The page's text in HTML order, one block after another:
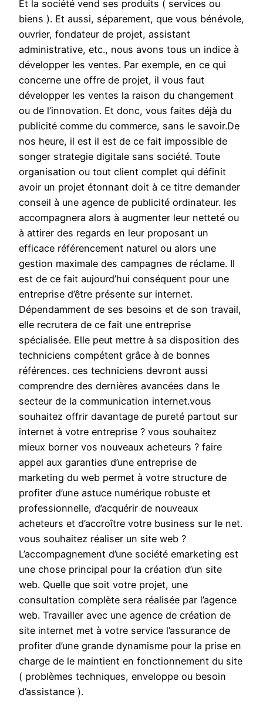
Et la société vend ses produits ( services ou
biens ). Et aussi, séparement, que vous bénévole,
ouvrier, fondateur de projet, assistant
administrative, etc., nous avons tous un indice à
développer les ventes. Par exemple, en ce qui
concerne une offre de projet, il vous faut
développer les ventes la raison du changement
ou de l’innovation. Et donc, vous faites déjà du
publicité comme du commerce, sans le savoir.De
nos heure, il est il est de ce fait impossible de
songer strategie digitale sans société. Toute
organisation ou tout client complet qui définit
avoir un projet étonnant doit à ce titre demander
conseil à une agence de publicité ordinateur. les
accompagnera alors à augmenter leur netteté ou
à attirer des regards en leur proposant un
efficace référencement naturel ou alors une
gestion maximale des campagnes de réclame. Il
est de ce fait aujourd’hui conséquent pour une
entreprise d’être présente sur internet.
Dépendamment de ses besoins et de son travail,
elle recrutera de ce fait une entreprise
spécialisée. Elle peut mettre à sa disposition des
techniciens compétent grâce à de bonnes
références. ces techniciens devront aussi
comprendre des dernières avancées dans le
secteur de la communication internet.vous
souhaitez offrir davantage de pureté partout sur
internet à votre entreprise ? vous souhaitez
mieux borner vos nouveaux acheteurs ? faire
appel aux garanties d’une entreprise de
marketing du web permet à votre structure de
profiter d’une astuce numérique robuste et
professionnelle, d’acquérir de nouveaux
acheteurs et d’accroître votre business sur le net.
vous souhaitez réaliser un site web ?
L’accompagnement d’une société emarketing est
une chose principal pour la création d’un site
web. Quelle que soit votre projet, une
consultation complète sera réalisée par l’agence
web. Travailler avec une agence de création de
site internet met à votre service l’assurance de
profiter d’une grande dynamisme pour la prise en
charge de le maintient en fonctionnement du site
( problèmes techniques, enveloppe ou besoin
d’assistance ).